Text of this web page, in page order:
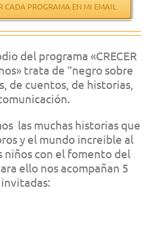
CADA PROGRAMA EN MI EMAIL
del programa «CRECER
trata de “negro sobre
de cuentos, de historias,
las muchas historias que
y el mundo increible al
niños con el fomento del
ello nos acompañan 5
invitadas: